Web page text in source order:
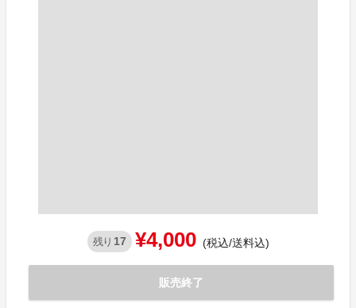
残り 17 ¥4,000 (税込/送料込)
販売終了